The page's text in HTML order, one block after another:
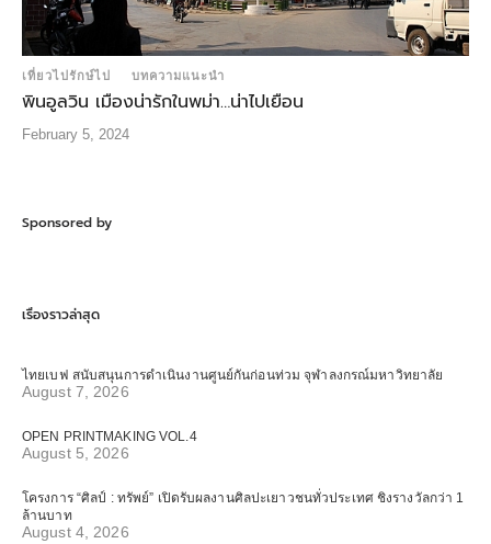
เที่ยวไปรักษ์ไป บทความแนะนำ
พินอูลวิน เมืองน่ารักในพม่า…น่าไปเยือน
February 5, 2024
Sponsored by
เรื่องราวล่าสุด
ไทยเบฟ สนับสนุนการดำเนินงานศูนย์กันก่อนท่วม จุฬาลงกรณ์มหาวิทยาลัย
August 7, 2026
OPEN PRINTMAKING VOL.4
August 5, 2026
โครงการ “ศิลป์ : ทรัพย์” เปิดรับผลงานศิลปะเยาวชนทั่วประเทศ ชิงรางวัลกว่า 1
ล้านบาท
August 4, 2026